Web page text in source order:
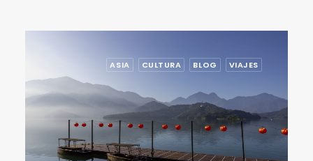
ASIA CULTURA BLOG VIAJES